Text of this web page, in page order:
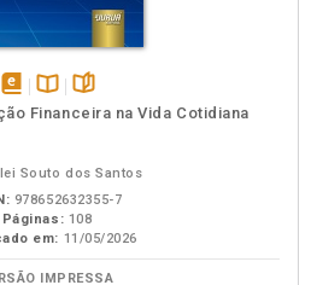
Disponível
páginas
Financeira na Vida Cotidiana
Souto dos Santos
978652632355-7
Páginas: 108
em: 11/05/2026
IMPRESSA